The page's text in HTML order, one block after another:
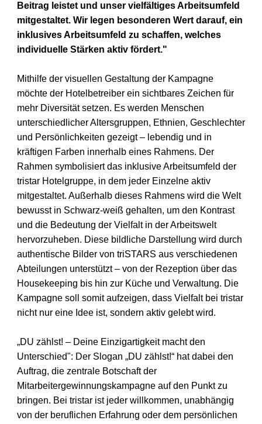
Beitrag leistet und unser vielfältiges Arbeitsumfeld
mitgestaltet. Wir legen besonderen Wert darauf, ein
inklusives Arbeitsumfeld zu schaffen, welches
individuelle Stärken aktiv fördert."
Mithilfe der visuellen Gestaltung der Kampagne
möchte der Hotelbetreiber ein sichtbares Zeichen für
mehr Diversität setzen. Es werden Menschen
unterschiedlicher Altersgruppen, Ethnien, Geschlechter
und Persönlichkeiten gezeigt – lebendig und in
kräftigen Farben innerhalb eines Rahmens. Der
Rahmen symbolisiert das inklusive Arbeitsumfeld der
tristar Hotelgruppe, in dem jeder Einzelne aktiv
mitgestaltet. Außerhalb dieses Rahmens wird die Welt
bewusst in Schwarz-weiß gehalten, um den Kontrast
und die Bedeutung der Vielfalt in der Arbeitswelt
hervorzuheben. Diese bildliche Darstellung wird durch
authentische Bilder von triSTARS aus verschiedenen
Abteilungen unterstützt – von der Rezeption über das
Housekeeping bis hin zur Küche und Verwaltung. Die
Kampagne soll somitaufzeigen, dass Vielfalt bei tristar
nicht nur eine Idee ist, sondern aktiv gelebtwird.
„DU zählst! – Deine Einzigartigkeit macht den
Unterschied": Der Slogan „DU zählst!“ hat dabei den
Auftrag, die zentrale Botschaft der
Mitarbeitergewinnungskampagne auf den Punkt zu
bringen. Bei tristar ist jeder willkommen, unabhängig
von der beruflichen Erfahrung oder dem persönlichen